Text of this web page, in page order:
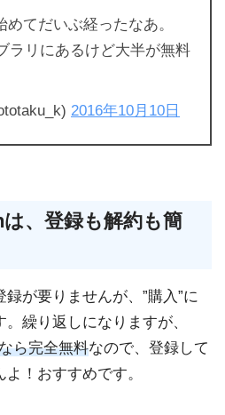
めてだいぶ経ったなあ。
ラリにあるけど大半が無料
2016年10月10日
、登録も解約も簡
が要りませんが、”購入”に
繰り返しになりますが、
ら完全無料なので、登録して
！おすすめです。